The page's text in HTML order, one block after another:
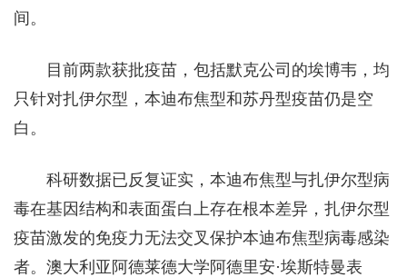
间。
目前两款获批疫苗，包括默克公司的埃博韦，均
只针对扎伊尔型，本迪布焦型和苏丹型疫苗仍是空
白。
科研数据已反复证实，本迪布焦型与扎伊尔型病
毒在基因结构和表面蛋白上存在根本差异，扎伊尔型
疫苗激发的免疫力无法交叉保护本迪布焦型病毒感染
者。澳大利亚阿德莱德大学阿德里安·埃斯特曼表